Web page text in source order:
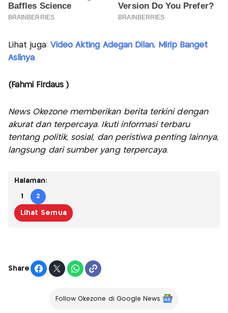
Lihat juga: Video Akting Adegan Dilan, Mirip Banget
Aslinya
(Fahmi Firdaus )
News Okezone memberikan berita terkini dengan
akurat dan terpercaya. Ikuti informasi terbaru
tentang politik, sosial, dan peristiwa penting lainnya,
langsung dari sumber yang terpercaya.
Halaman:
1 2
Lihat Semua
Share
Follow Okezone di Google News